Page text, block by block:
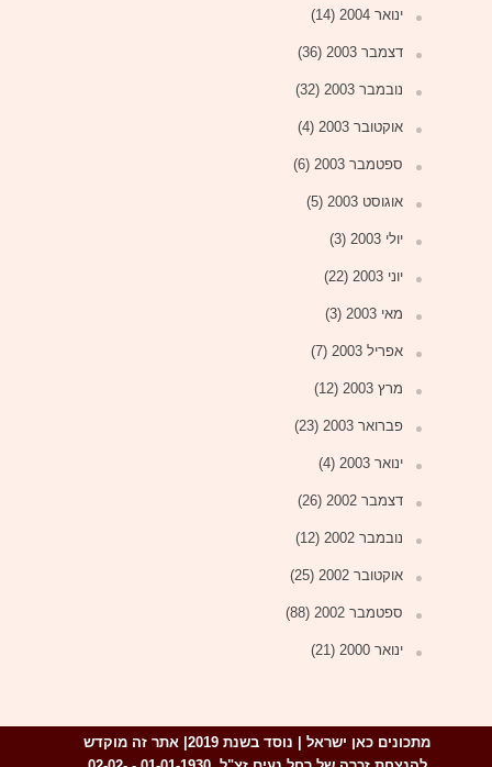
ינואר 2004 (14)
דצמבר 2003 (36)
נובמבר 2003 (32)
אוקטובר 2003 (4)
ספטמבר 2003 (6)
אוגוסט 2003 (5)
יולי 2003 (3)
יוני 2003 (22)
מאי 2003 (3)
אפריל 2003 (7)
מרץ 2003 (12)
פברואר 2003 (23)
ינואר 2003 (4)
דצמבר 2002 (26)
נובמבר 2002 (12)
אוקטובר 2002 (25)
ספטמבר 2002 (88)
ינואר 2000 (21)
מתכונים כאן ישראל | נוסד בשנת 2019| אתר זה מוקדש